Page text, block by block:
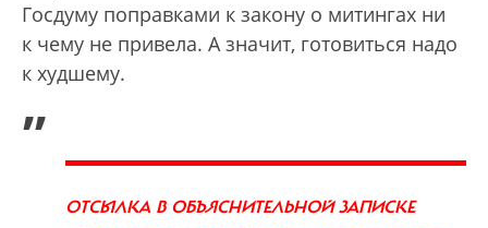
Госдуму поправками к закону о митингах ни
к чему не привела. А значит, готовиться надо
к худшему.
„
ОТСЫЛКА В ОБЪЯСНИТЕЛЬНОЙ ЗАПИСКЕ